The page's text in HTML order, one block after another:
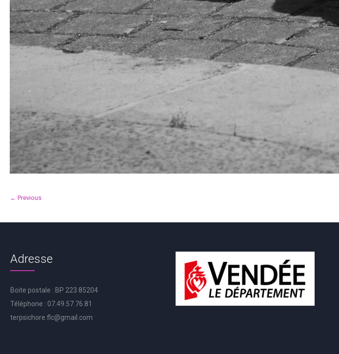
← Previous
Adresse
Boite postale : BP 223 85204
Téléphone : 07.49.57.76.81
terpsichore.flc@gmail.com